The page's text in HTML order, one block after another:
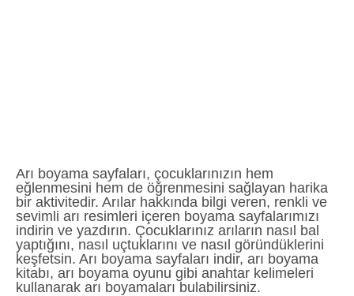
Arı boyama sayfaları, çocuklarınızın hem
eğlenmesini hem de öğrenmesini sağlayan harika
bir aktivitedir. Arılar hakkında bilgi veren, renkli ve
sevimli arı resimleri içeren boyama sayfalarımızı
indirin ve yazdırın. Çocuklarınız arıların nasıl bal
yaptığını, nasıl uçtuklarını ve nasıl göründüklerini
keşfetsin. Arı boyama sayfaları indir, arı boyama
kitabı, arı boyama oyunu gibi anahtar kelimeleri
kullanarak arı boyamaları bulabilirsiniz.